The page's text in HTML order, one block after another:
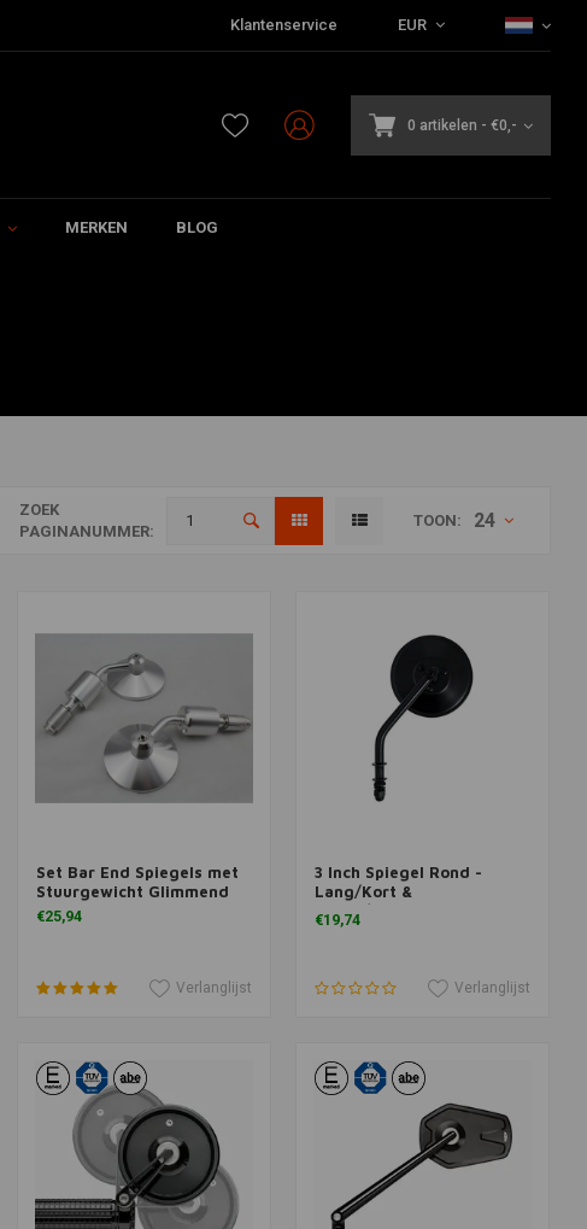
Klantenservice EUR
0 artikelen - €0,-
MERKEN BLOG
ZOEK
PAGINANUMMER:
TOON: 24
Toevoegen aan winkelwagen
Set Bar End Spiegels met
Stuurgewicht Glimmend
€25,94
Verlanglijst
Toevoegen aan winkelwagen
3 Inch Spiegel Rond -
Lang/Kort &
Zwart/Chrome
€19,74
Verlanglijst